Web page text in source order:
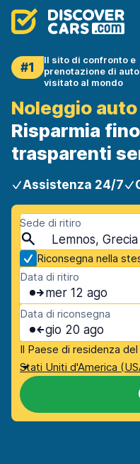
#1
Il sito di confronto e
prenotazione di
visitato al mondo
Noleggio auto
Risparmia
trasparenti
Assistenza 24/7
Sede di ritiro
Lemnos, Grecia
Riconsegna nella
Data di ritiro
mer 12 ago
Data di riconsegna
gio 20 ago
Il Paese di residenza
Stati Uniti d'America